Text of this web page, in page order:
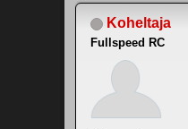
Koheltaja
Fullspeed RC